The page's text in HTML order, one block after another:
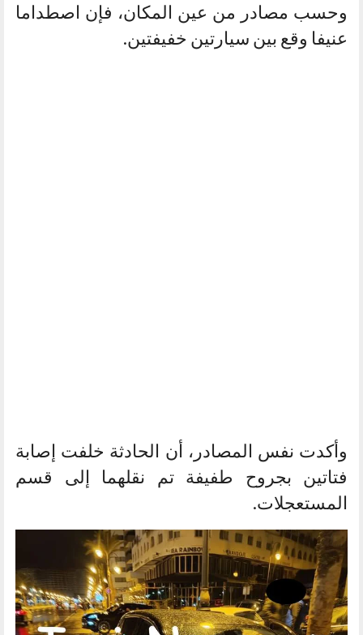
وحسب مصادر من عين المكان، فإن اصطداما
عنيفا وقع بين سيارتين خفيفتين.
وأكدت نفس المصادر، أن الحادثة خلفت إصابة
فتاتين بجروح طفيفة تم نقلهما إلى قسم
المستعجلات.